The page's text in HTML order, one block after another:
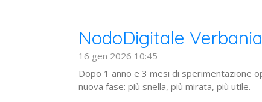
NodoDigitale
16 gen 2026 10:45
Dopo 1 anno e 3 mesi di sperimentazione
nuova fase: più snella, più mirata, più utile.